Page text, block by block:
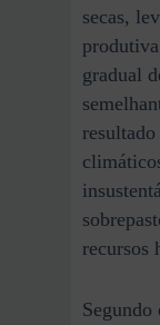
secas,
gradual
recursos
Segundo